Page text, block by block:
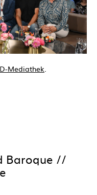
Mediathek.
Baroque //